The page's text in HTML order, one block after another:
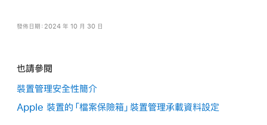
發佈日期：2024 年 10 月 30 日
也請參閱
裝置管理安全性簡介
Apple 裝置的「檔案保險箱」裝置管理承載資料設定